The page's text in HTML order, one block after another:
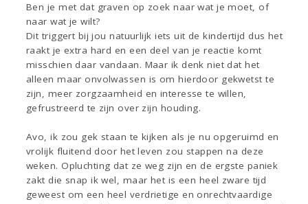
Ben je met dat graven op zoek naar wat je moet, of
naar wat je wilt?
Dit triggert bij jou natuurlijk iets uit de kindertijd dus het
raakt je extra hard en een deel van je reactie komt
misschien daar vandaan. Maar ik denk niet dat het
alleen maar onvolwassen is om hierdoor gekwetst te
zijn, meer zorgzaamheid en interesse te willen,
gefrustreerd te zijn over zijn houding.
Avo, ik zou gek staan te kijken als je nu opgeruimd en
vrolijk fluitend door het leven zou stappen na deze
weken. Opluchting dat ze weg zijn en de ergste paniek
zakt die snap ik wel, maar het is een heel zware tijd
geweest om een heel verdrietige en onrechtvaardige